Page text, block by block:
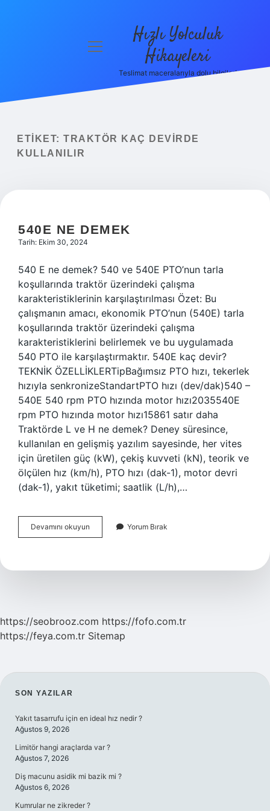
Yasal Uyarı
menüyü
Hızlı Yolculuk
Hikayeleri
Teslimat maceralarıyla dolu bilgiler!
ETIKET: TRAKTÖR KAÇ DEVIRDE
KULLANILIR
540E NE DEMEK
Tarih: Ekim 30, 2024
540 E ne demek? 540 ve 540E PTO’nun tarla
koşullarında traktör üzerindeki çalışma
karakteristiklerinin karşılaştırılması Özet: Bu
çalışmanın amacı, ekonomik PTO’nun (540E) tarla
koşullarında traktör üzerindeki çalışma
karakteristiklerini belirlemek ve bu uygulamada
540 PTO ile karşılaştırmaktır. 540E kaç devir?
TEKNİK ÖZELLİKLERTipBağımsız PTO hızı, tekerlek
hızıyla senkronizeStandartPTO hızı (dev/dak)540 –
540E 540 rpm PTO hızında motor hızı2035540E
rpm PTO hızında motor hızı15861 satır daha
Traktörde L ve H ne demek? Deney süresince,
kullanılan en gelişmiş yazılım sayesinde, her vites
için üretilen güç (kW), çekiş kuvveti (kN), teorik ve
ölçülen hız (km/h), PTO hızı (dak-1), motor devri
(dak-1), yakıt tüketimi; saatlik (L/h),…
Devamını okuyun
Ne
Yorum Bırak
https://seobrooz.com https://fofo.com.tr
https://feya.com.tr Sitemap
SIDEBAR
SON YAZILAR
Yakıt tasarrufu için en ideal hız nedir ?
Ağustos 9, 2026
Limitör hangi araçlarda var ?
Ağustos 7, 2026
Diş macunu asidik mi bazik mi ?
Ağustos 6, 2026
Kumrular ne zikreder ?